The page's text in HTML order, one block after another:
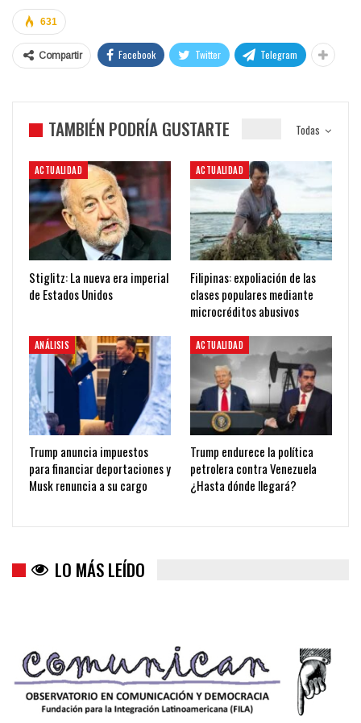
631
Compartir Facebook Twitter Telegram
Todas
TAMBIÉN PODRÍA GUSTARTE
ACTUALIDAD
Stiglitz: La nueva era imperial
de Estados Unidos
ACTUALIDAD
Filipinas: expoliación de las
clases populares mediante
microcréditos abusivos
ANÁLISIS
Trump anuncia impuestos
para financiar deportaciones y
Musk renuncia a su cargo
ACTUALIDAD
Trump endurece la política
petrolera contra Venezuela
¿Hasta dónde llegará?
LO MÁS LEÍDO